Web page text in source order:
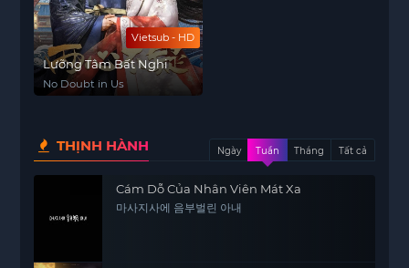
Vietsub - HD
Lưỡng Tâm Bất Nghi
No Doubt in Us
THỊNH HÀNH Ngày Tuần Tháng Tất cả
Cám Dỗ Của Nhân Viên Mát Xa
마사지사에 음부벌린 아내